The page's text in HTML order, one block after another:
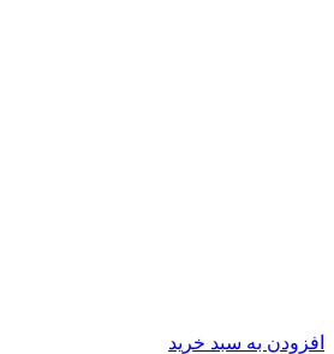
افزودن به سبد خرید